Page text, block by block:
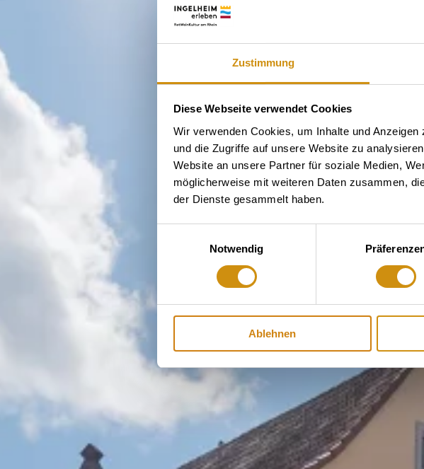
Zustimmung
Diese Webseite verwendet Cookies
Wir verwenden Cookies, um Inhalte und
und die Zugriffe auf unsere Website zu
Website an unsere Partner für soziale Medien,
möglicherweise mit weiteren Daten zusammen,
der Dienste gesammelt haben.
Notwendig
Ablehnen